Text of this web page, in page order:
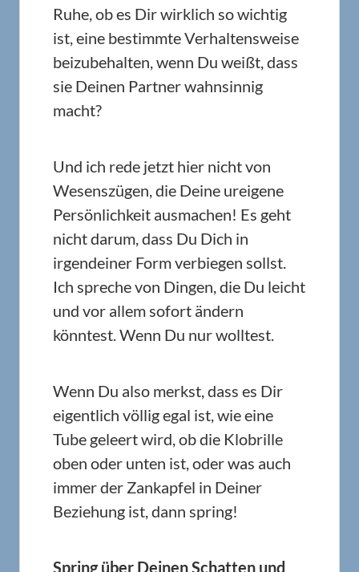
Ruhe, ob es Dir wirklich so wichtig
ist, eine bestimmte Verhaltensweise
beizubehalten, wenn Du weißt, dass
sie Deinen Partner wahnsinnig
macht?
Und ich rede jetzt hier nicht von
Wesenszügen, die Deine ureigene
Persönlichkeit ausmachen! Es geht
nicht darum, dass Du Dich in
irgendeiner Form verbiegen sollst.
Ich spreche von Dingen, die Du leicht
und vor allem sofort ändern
könntest. Wenn Du nur wolltest.
Wenn Du also merkst, dass es Dir
eigentlich völlig egal ist, wie eine
Tube geleert wird, ob die Klobrille
oben oder unten ist, oder was auch
immer der Zankapfel in Deiner
Beziehung ist, dann spring!
Spring über Deinen Schatten und